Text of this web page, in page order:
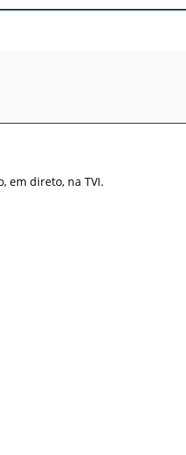
em direto, na TVI.